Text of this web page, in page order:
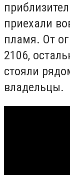
приехали
пламя. От
2106,
стояли
владельцы.